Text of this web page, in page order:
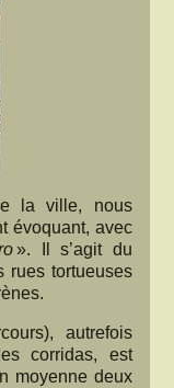
la ville, nous
évoquant, avec
». Il s’agit du
rues tortueuses
autrefois
corridas, est
moyenne deux